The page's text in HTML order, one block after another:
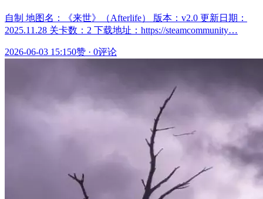
自制 地图名：《来世》（Afterlife） 版本：v2.0 更新日期：
2025.11.28 关卡数：2 下载地址：https://steamcommunity…
2026-06-03 15:150赞 · 0评论